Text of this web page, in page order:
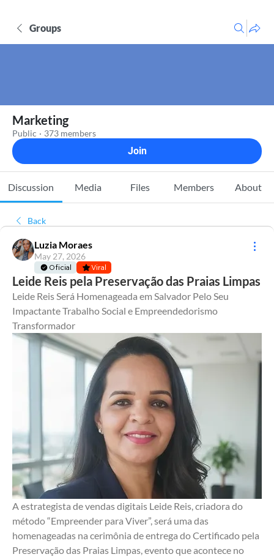
Groups
Marketing
Public · 373 members
Join
Discussion Media Files Members About
Back
Luzia Moraes
May 27, 2026
Oficial Viral
Leide Reis pela Preservação das Praias Limpas
Leide Reis Será Homenageada em Salvador Pelo Seu
Impactante Trabalho Social e Empreendedorismo
Transformador
A estrategista de vendas digitais Leide Reis, criadora do
método “Empreender para Viver”, será uma das
homenageadas na cerimônia de entrega do Certificado pela
Preservação das Praias Limpas, evento que acontece no